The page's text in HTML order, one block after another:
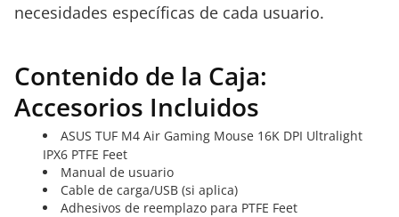
necesidades específicas de cada usuario.
Contenido de la Caja:
Accesorios Incluidos
ASUS TUF M4 Air Gaming Mouse 16K DPI Ultralight
IPX6 PTFE Feet
Manual de usuario
Cable de carga/USB (si aplica)
Adhesivos de reemplazo para PTFE Feet